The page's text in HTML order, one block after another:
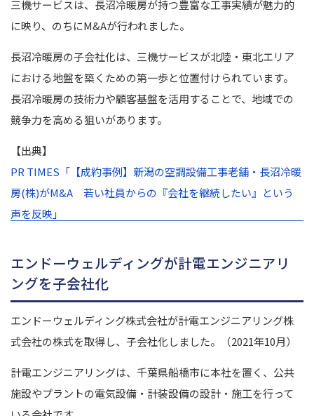
三機サービスは、長沼冷暖房が持つ豊富な工事実績が魅力的
に映り、のちにM&Aが行われました。
長沼冷暖房の子会社化は、三機サービスが北陸・東北エリア
における地盤を築くための第一歩と位置付けられています。
長沼冷暖房の技術力や顧客基盤を活用することで、地域での
競争力を高める狙いがあります。
【出典】
PR TIMES「【成約事例】新潟の空調設備工事老舗・長沼冷暖
房(株)がM&A 若い社員からの『会社を継続したい』という
声を反映」
エンドーウェルディングが計電エンジニアリ
ングを子会社化
エンドーウェルディング株式会社が計電エンジニアリング株
式会社の株式を取得し、子会社化しました。（2021年10月）
計電エンジニアリングは、千葉県船橋市に本社を置く、公共
施設やプラントの電気設備・計装設備の設計・施工を行って